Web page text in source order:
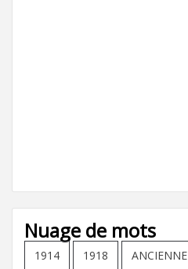
Nuage de mots
1914 1918 ANCIENNE